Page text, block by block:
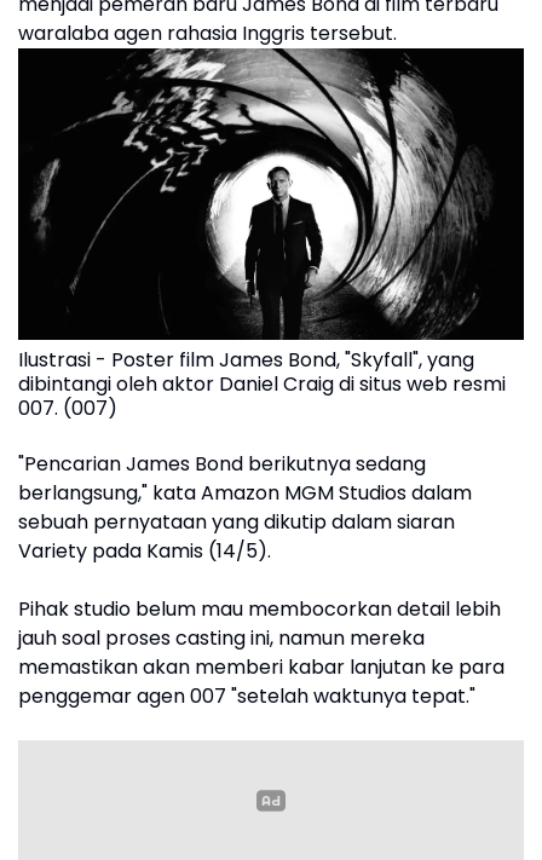
waralaba agen rahasia Inggris tersebut.
Ilustrasi - Poster film James Bond, "Skyfall", yang
dibintangi oleh aktor Daniel Craig di situs web resmi
007. (007)
"Pencarian James Bond berikutnya sedang
berlangsung," kata Amazon MGM Studios dalam
sebuah pernyataan yang dikutip dalam siaran
Variety pada Kamis (14/5).
Pihak studio belum mau membocorkan detail lebih
jauh soal proses casting ini, namun mereka
memastikan akan memberi kabar lanjutan ke para
penggemar agen 007 "setelah waktunya tepat."